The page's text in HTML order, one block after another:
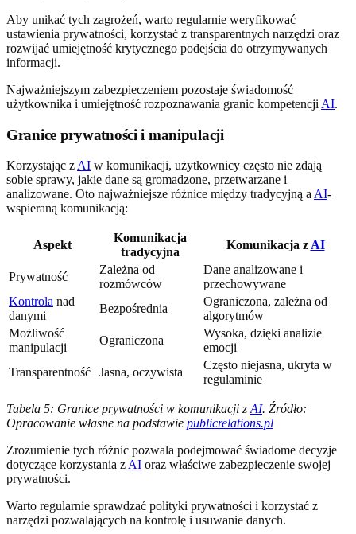
Aby unikać tych zagrożeń, warto regularnie weryfikować
ustawienia prywatności, korzystać z transparentnych narzędzi oraz
rozwijać umiejętność krytycznego podejścia do otrzymywanych
informacji.
Najważniejszym zabezpieczeniem pozostaje świadomość
użytkownika i umiejętność rozpoznawania granic kompetencji AI.
Granice prywatności i manipulacji
Korzystając zAI w komunikacji, użytkownicy często nie zdają
sobie sprawy, jakie dane są gromadzone, przetwarzane i
analizowane. Oto najważniejsze różnice między tradycyjną aAI-
wspieraną komunikacją:
Aspekt
Komunikacja
tradycyjna
Komunikacja zAI
Prywatność
Zależna od
rozmówców
Dane analizowane i
przechowywane
Kontrola nad
danymi
Bezpośrednia
Ograniczona, zależna od
algorytmów
Możliwość
manipulacji
Ograniczona
Wysoka, dzięki analizie
emocji
Transparentność
Jasna, oczywista
Często niejasna, ukryta w
regulaminie
Tabela 5: Granice prywatności w komunikacji zAI. Źródło:
Opracowanie własne na podstawie publicrelations.pl
Zrozumienie tych różnic pozwala podejmować świadome decyzje
dotyczące korzystania zAI oraz właściwe zabezpieczenie swojej
prywatności.
Warto regularnie sprawdzać polityki prywatności i korzystać z
narzędzi pozwalających na kontrolę i usuwanie danych.